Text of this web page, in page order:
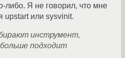
либо. Я не говорил, что мне
upstart или sysvinit.
инструмент,
подходит